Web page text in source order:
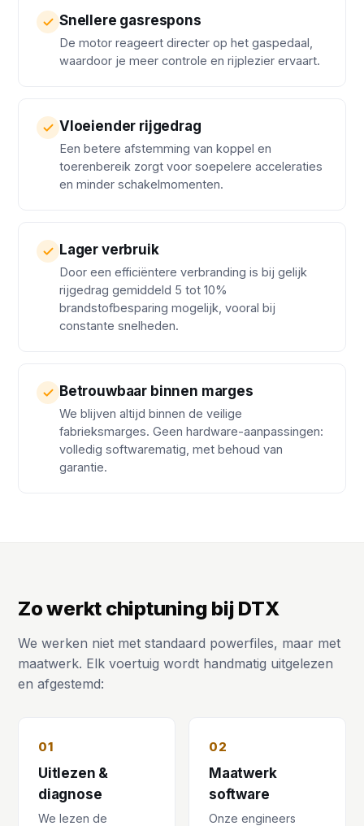
Snellere gasrespons
De motor reageert directer op het gaspedaal,
waardoor je meer controle en rijplezier ervaart.
Vloeiender rijgedrag
Een betere afstemming van koppel en
toerenbereik zorgt voor soepelere acceleraties
en minder schakelmomenten.
Lager verbruik
Door een efficiëntere verbranding is bij gelijk
rijgedrag gemiddeld 5 tot 10%
brandstofbesparing mogelijk, vooral bij
constante snelheden.
Betrouwbaar binnen marges
We blijven altijd binnen de veilige
fabrieksmarges. Geen hardware-aanpassingen:
volledig softwarematig, met behoud van
garantie.
Zo werkt chiptuning bij DTX
We werken niet met standaard powerfiles, maar met
maatwerk. Elk voertuig wordt handmatig uitgelezen
en afgestemd:
01
Uitlezen &
diagnose
We lezen de
02
Maatwerk
software
Onze engineers